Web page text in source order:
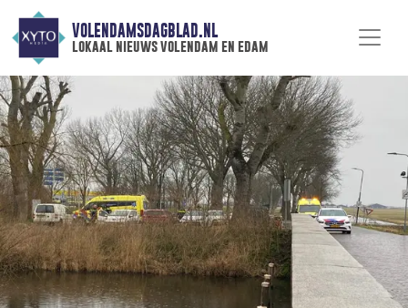
VOLENDAMSDAGBLAD.NL
lokaal nieuws volendam en edam